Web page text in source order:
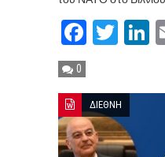
0
ΔΙΕΘΝΗ